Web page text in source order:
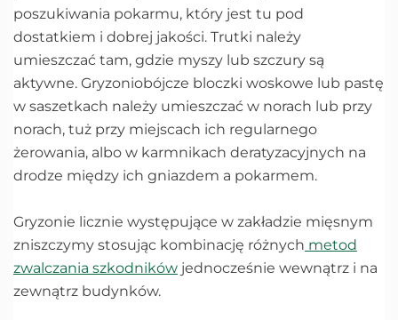
poszukiwania pokarmu, który jest tu pod
dostatkiem i dobrej jakości. Trutki należy
umieszczać tam, gdzie myszy lub szczury są
aktywne. Gryzoniobójcze bloczki woskowe lub pastę
w saszetkach należy umieszczać w norach lub przy
norach, tuż przy miejscach ich regularnego
żerowania, albo w karmnikach deratyzacyjnych na
drodze między ich gniazdem a pokarmem.
Gryzonie licznie występujące w zakładzie mięsnym
zniszczymy stosując kombinację różnych metod
zwalczania szkodników jednocześnie wewnątrz i na
zewnątrz budynków.